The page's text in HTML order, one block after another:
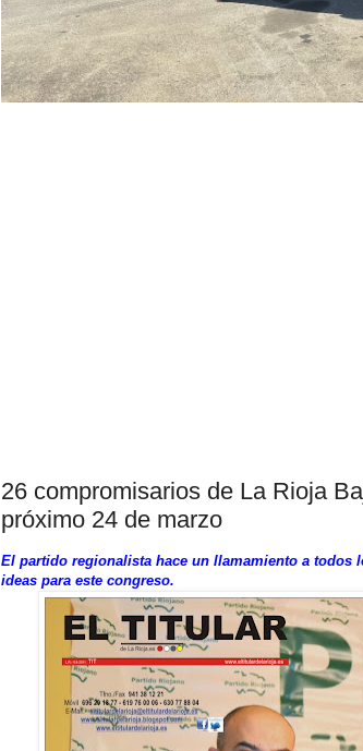
26 compromisarios de La Rioja
próximo 24 de marzo
El partido regionalista hace un llamamiento a todos
ideas para este congreso.